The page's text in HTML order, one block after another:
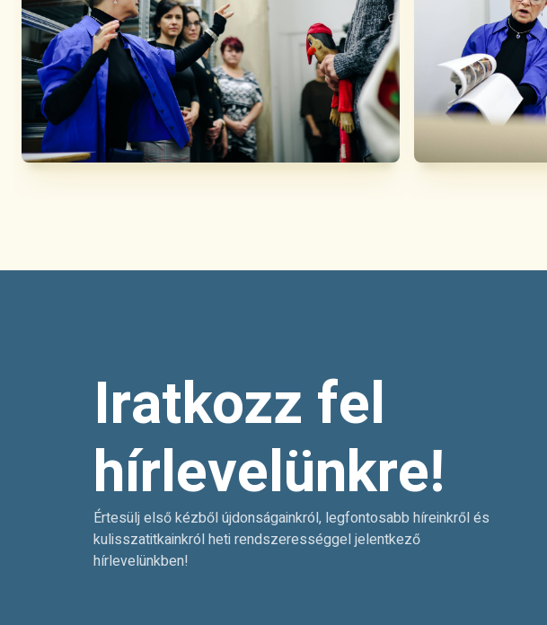
Iratkozz fel
hírlevelünkre!
Értesülj első kézből újdonságainkról, legfontosabb híreinkről és
kulisszatitkainkról heti rendszerességgel jelentkező
hírlevelünkben!